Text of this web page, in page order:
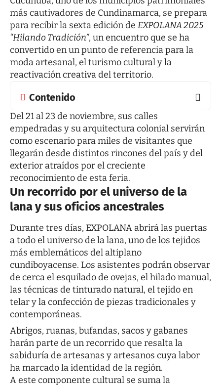
más cautivadores de Cundinamarca, se prepara
para recibir la sexta edición de EXPOLANA 2025
“Hilando Tradición”, un encuentro que se ha
convertido en un punto de referencia para la
moda artesanal, el turismo cultural y la
reactivación creativa del territorio.
Contenido
Del 21 al 23 de noviembre, sus calles
empedradas y su arquitectura colonial servirán
como escenario para miles de visitantes que
llegarán desde distintos rincones del país y del
exterior atraídos por el creciente
reconocimiento de esta feria.
Un recorrido por el universo de la
lana y sus oficios ancestrales
Durante tres días, EXPOLANA abrirá las puertas
a todo el universo de la lana, uno de los tejidos
más emblemáticos del altiplano
cundiboyacense. Los asistentes podrán observar
de cerca el esquilado de ovejas, el hilado manual,
las técnicas de tinturado natural, el tejido en
telar y la confección de piezas tradicionales y
contemporáneas.
Abrigos, ruanas, bufandas, sacos y gabanes
harán parte de un recorrido que resalta la
sabiduría de artesanas y artesanos cuya labor
ha marcado la identidad de la región.
A este componente cultural se suma la